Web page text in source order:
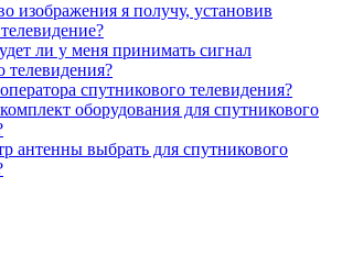
изображения я получу, установив
ли у меня принимать сигнал
телевидения?
спутникового телевидения?
оборудования для спутникового
антенны выбрать для спутникового